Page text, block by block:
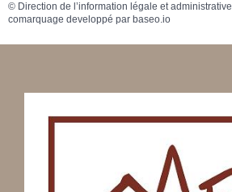
© Direction de l’information légale et administrative
comarquage developpé par baseo.io